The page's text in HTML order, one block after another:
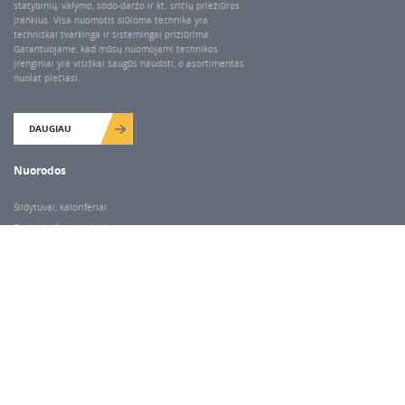
statybinių, valymo, sodo-daržo ir kt. sričių priežiūros
įrankius. Visa nuomotis siūloma technika yra
techniškai tvarkinga ir sistemingai prižiūrima.
Garantuojame, kad mūsų nuomojami technikos
įrenginiai yra visiškai saugūs naudoti, o asortimentas
nuolat plečiasi.
DAUGIAU
Nuorodos
Šildytuvai, kaloriferiai
Santechnikos įrankiai